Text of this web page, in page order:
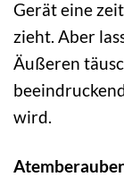
Gerät eine
zieht. Aber
Äußeren
wird.